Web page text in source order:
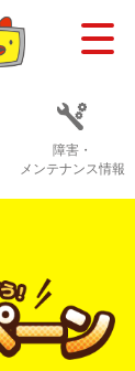
障害・
メンテナンス情報